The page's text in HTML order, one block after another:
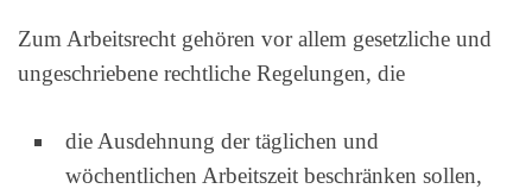
Zum Arbeitsrecht gehören vor allem gesetzliche und
ungeschriebene rechtliche Regelungen, die
die Ausdehnung der täglichen und
wöchentlichen Arbeitszeit beschränken sollen,